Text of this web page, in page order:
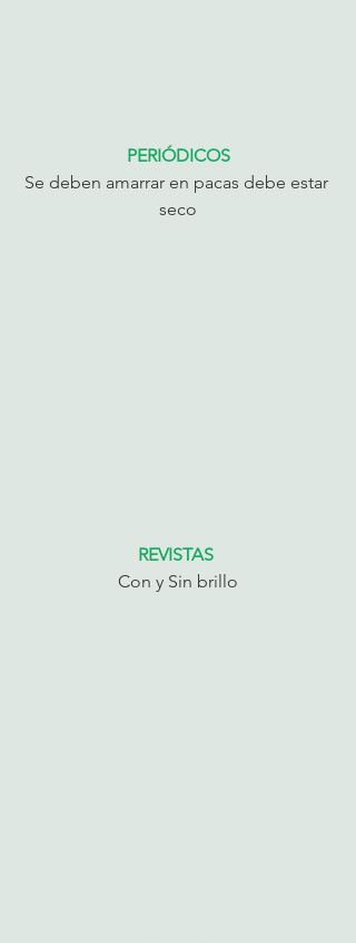
PERIÓDICOS
Se deben amarrar en pacas debe estar
seco
REVISTAS
Con y Sin brillo